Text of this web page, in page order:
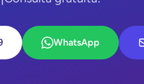
WhatsApp